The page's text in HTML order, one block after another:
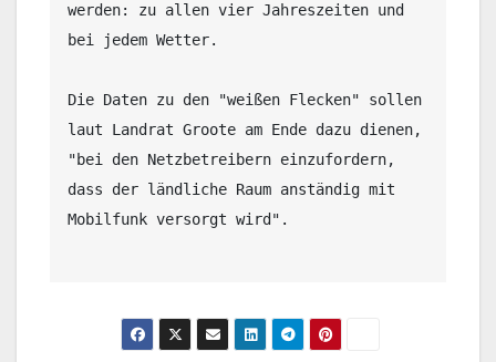
werden: zu allen vier Jahreszeiten und
bei jedem Wetter.
Die Daten zu den "weißen Flecken" sollen
laut Landrat Groote am Ende dazu dienen,
"bei den Netzbetreibern einzufordern,
dass der ländliche Raum anständig mit
Mobilfunk versorgt wird".